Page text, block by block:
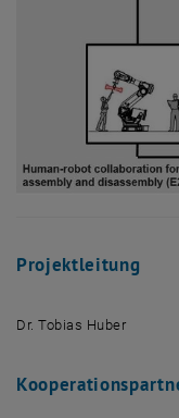
Projektleitung
Dr. Tobias Huber